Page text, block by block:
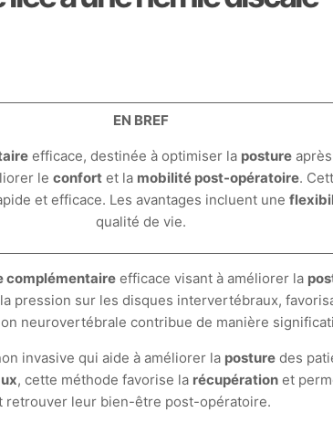
EN BREF
efficace, destinée à optimiser la posture
le confortet la mobilité post-opératoire.
et efficace. Les avantages incluent une
qualité de vie.
complémentaire efficace visant à améliorer la
pression sur les disques intervertébraux,
neurovertébrale contribue de manière
invasive qui aide à améliorer la posture des
, cette méthode favorise la récupération et
retrouver leur bien-être post-opératoire.